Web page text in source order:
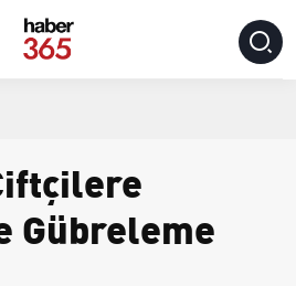
Gübreleme